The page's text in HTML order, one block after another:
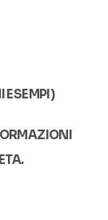
ESEMPI)